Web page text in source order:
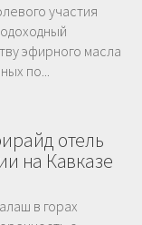
участия
эфирного масла
по...
отель
на Кавказе
в горах